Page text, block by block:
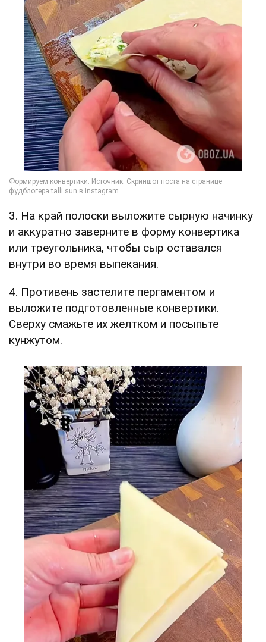
3. На край полоски выложите сырную начинку
и аккуратно заверните в форму конвертика
или треугольника, чтобы сыр оставался
внутри во время выпекания.
4. Противень застелите пергаментом и
выложите подготовленные конвертики.
Сверху смажьте их желтком и посыпьте
кунжутом.